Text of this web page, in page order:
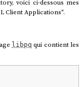
voici ci-dessous mes
Client Applications".
libpq qui contient les